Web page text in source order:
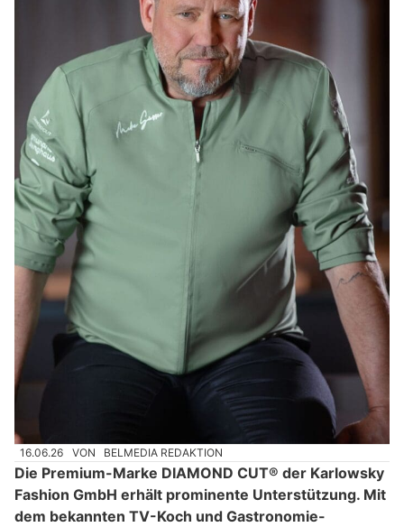
16.06.26 VON BELMEDIA REDAKTION
Die Premium-Marke DIAMOND CUT® der Karlowsky
Fashion GmbH erhält prominente Unterstützung. Mit
dem bekannten TV-Koch und Gastronomie-